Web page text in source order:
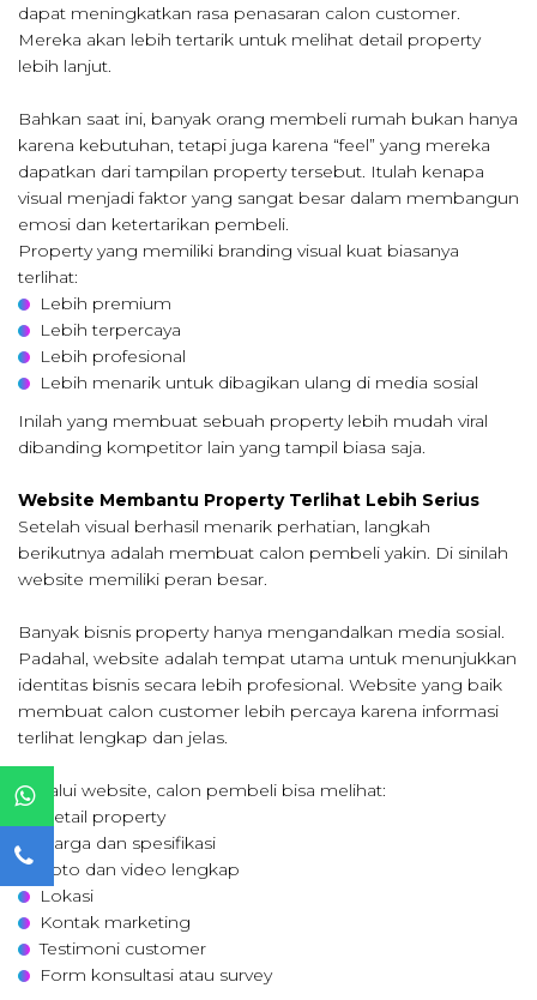
dapat meningkatkan rasa penasaran calon customer.
Mereka akan lebih tertarik untuk melihat detail property
lebih lanjut.
Bahkan saat ini, banyak orang membeli rumah bukan hanya
karena kebutuhan, tetapi juga karena “feel” yang mereka
dapatkan dari tampilan property tersebut. Itulah kenapa
visual menjadi faktor yang sangat besar dalam membangun
emosi dan ketertarikan pembeli.
Property yang memiliki branding visual kuat biasanya
terlihat:
Lebih premium
Lebih terpercaya
Lebih profesional
Lebih menarik untuk dibagikan ulang di media sosial
Inilah yang membuat sebuah property lebih mudah viral
dibanding kompetitor lain yang tampil biasa saja.
Website Membantu Property Terlihat Lebih Serius
Setelah visual berhasil menarik perhatian, langkah
berikutnya adalah membuat calon pembeli yakin. Di sinilah
website memiliki peran besar.
Banyak bisnis property hanya mengandalkan media sosial.
Padahal, website adalah tempat utama untuk menunjukkan
identitas bisnis secara lebih profesional. Website yang baik
membuat calon customer lebih percaya karena informasi
terlihat lengkap dan jelas.
Melalui website, calon pembeli bisa melihat:
Detail property
Harga dan spesifikasi
Foto dan video lengkap
Lokasi
Kontak marketing
Testimoni customer
Form konsultasi atau survey